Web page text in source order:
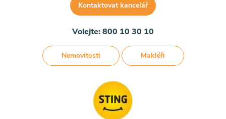
Kontaktovat kancelář
Volejte: 800 10 30 10
Nemovitosti Makléři